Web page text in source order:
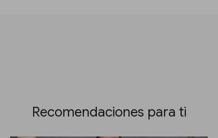
Recomendaciones para ti